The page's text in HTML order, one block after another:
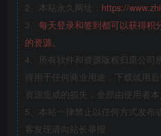
2、本站永久网址： https://
3、 每天登录和签到都可以获得积
的资源。
4、所有软件和资源版权归原公司
得用于任何商业用途，下载试用
资源造成的损失，全部由使用者本
5、本站一律禁止以任何方式发布
客发现请向站长举报